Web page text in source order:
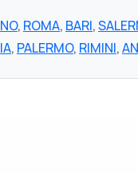
, ROMA, BARI,
, PALERMO, RIMINI,